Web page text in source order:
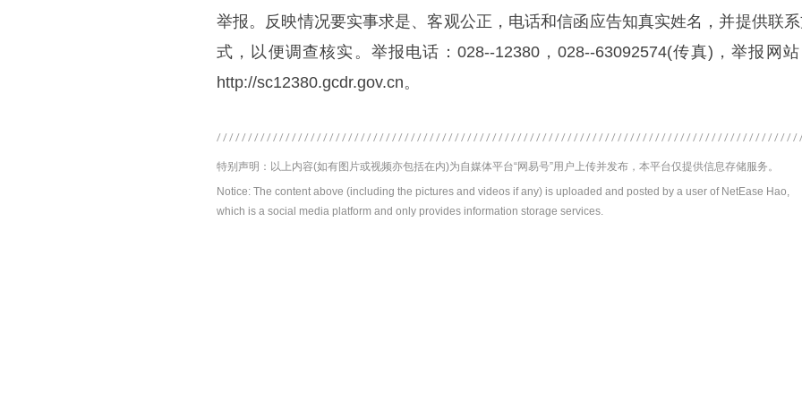
举报。反映情况要实事求是、客观公正，电话和信函应告知真实姓名，并提供联
式，以便调查核实。举报电话：028--12380，028--63092574(传真)，举报网
http://sc12380.gcdr.gov.cn。
特别声明：以上内容(如有图片或视频亦包括在内)为自媒体平台“网易号”用户上传并发布，本平台仅提供信息存储服务。
Notice: The content above (including the pictures and videos if any) is uploaded and posted by a user of NetEase Hao,
which is a social media platform and only provides information storage services.